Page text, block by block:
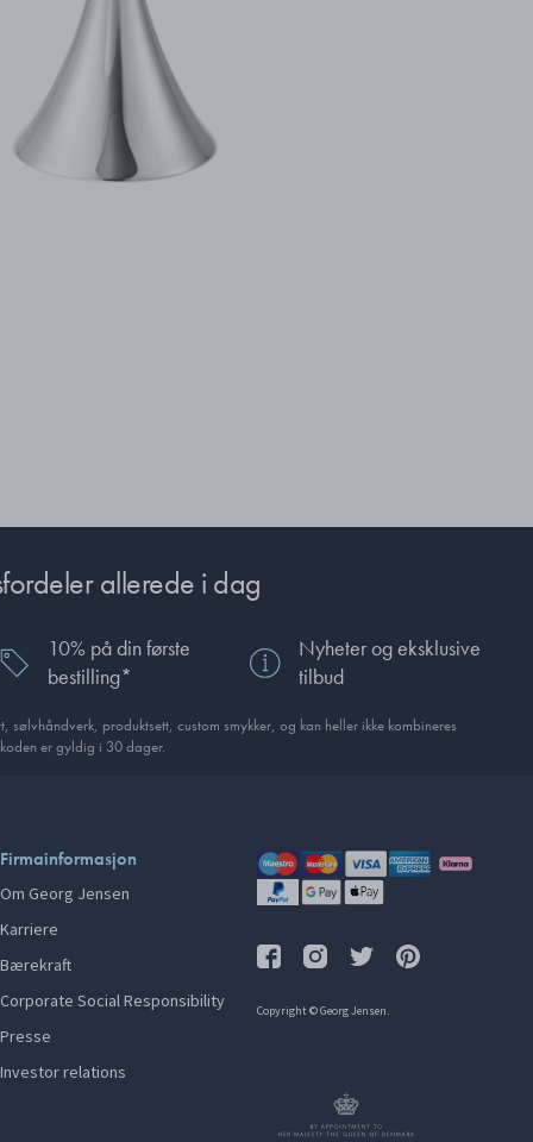
allerede i dag
10% på din første
bestilling*
Nyheter og eksklusive
tilbud
sølvhåndverk, produkt­sett, custom smykker, og kan heller ikke kombineres
er gyldig i 30 dager.
Firmainformasjon
Om Georg Jensen
Karriere
Bærekraft
Corporate Social Responsibility
Presse
Investor relations
Copyright © Georg Jensen.